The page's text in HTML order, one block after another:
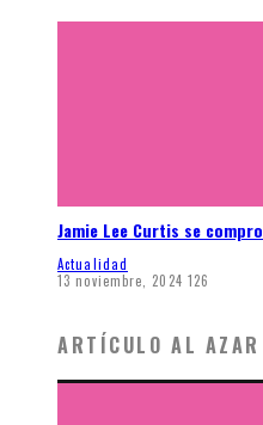
Jamie Lee Curtis se
Actualidad
13 noviembre, 2024 126
ARTÍCULO AL AZAR